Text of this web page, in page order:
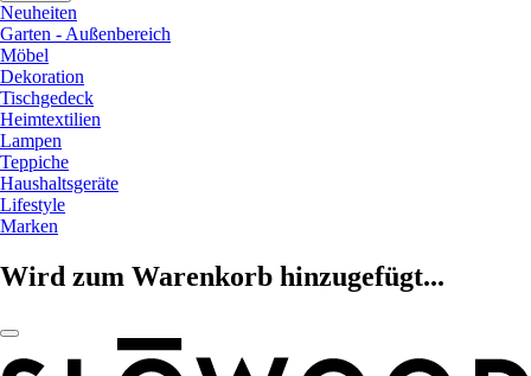
Neuheiten
Garten - Außenbereich
Möbel
Dekoration
Tischgedeck
Heimtextilien
Lampen
Teppiche
Haushaltsgeräte
Lifestyle
Marken
Wird zum Warenkorb hinzugefügt...